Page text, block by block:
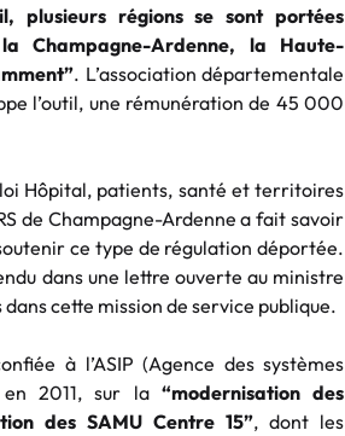
plusieurs régions se sont portées
Champagne-Ardenne, la Haute-
. L’association départementale
l’outil, une rémunération de 45 000
Hôpital, patients, santé et territoires
de Champagne-Ardenne a fait savoir
ce type de régulation déportée.
dans une lettre ouverte au ministre
cette mission de service publique.
à l’ASIP (Agence des systèmes
2011, sur la “modernisation des
des SAMU Centre 15”, dont les